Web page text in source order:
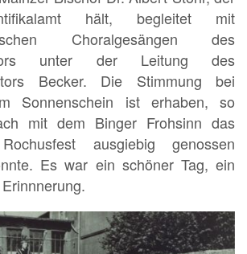
hält, begleitet mit
Choralgesängen des
unter der Leitung des
Becker. Die Stimmung bei
Sonnenschein ist erhaben, so
mit dem Binger Frohsinn das
ausgiebig genossen
Es war ein schöner Tag, ein